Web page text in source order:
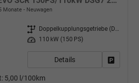
Monate Neuwagen
Getriebe
Doppelkupplungsgetriebe (DSG)
Leistung 110 kW (150 PS)
Details
5,00 l/100km